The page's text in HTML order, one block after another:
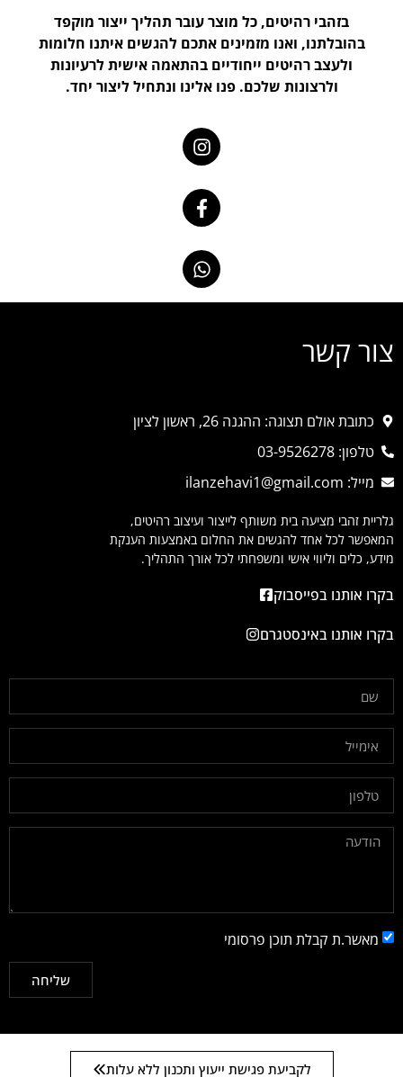
בזהבי רהיטים, כל מוצר עובר תהליך ייצור מוקפד
בהובלתנו, ואנו מזמינים אתכם להגשים איתנו חלומות
ולעצב רהיטים ייחודיים בהתאמה אישית לרעיונות
ולרצונות שלכם. פנו אלינו ונתחיל ליצור יחד.
צור קשר
כתובת אולם תצוגה: ההגנה 26, ראשון לציון
טלפון: 03-9526278
מייל: ilanzehavi1@gmail.com
גלריית זהבי מציעה בית משותף לייצור ועיצוב רהיטים,
המאפשר לכל אחד להגשים את החלום באמצעות הענקת
מידע, כלים וליווי אישי ומשפחתי לכל אורך התהליך.
בקרו אותנו בפייסבוק
בקרו אותנו באינסטגרם
מאשר.ת קבלת תוכן פרסומי
שליחה
לקביעת פגישת ייעוץ ותכנון ללא עלות